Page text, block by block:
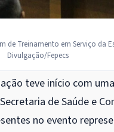
de Treinamento em Serviço da
Divulgação/Fepecs
teve início com
de Saúde e
no evento